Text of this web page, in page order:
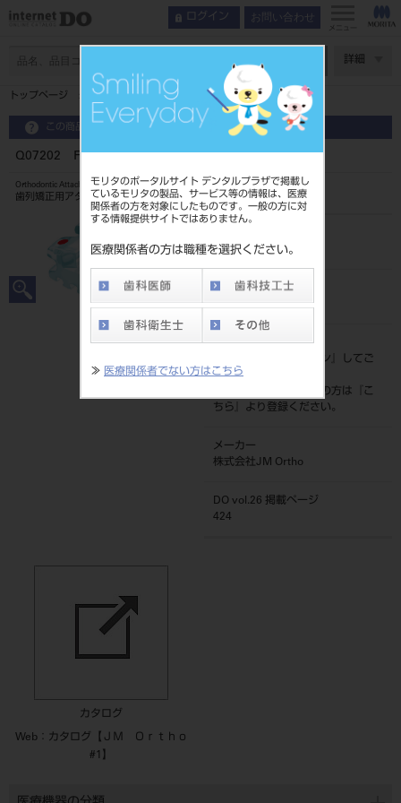
モリタのポータルサイト デンタルプラザで掲載し
ているモリタの製品、サービス等の情報は、医療
関係者の方を対象にしたものです。一般の方に対
する情報提供サイトではありません。
医療関係者の方は職種を選択ください。
≫ 医療関係者でない方はこちら
ログイン お問い合わせ
メニュー
詳細
トップページ Q07202 FLIクリア018ロス 上側切歯右
この商品に関するお問い合わせ
Q07202 FLIクリア018ロス 上側切歯右
Orthodontic Attachment
歯列矯正用アタッチメント
2068604707202
JAN/EANコード
標準価格
ログイン
』してご
覧ください。
ネット会員登録がまだの方は『
こ
ちら
』より登録ください。
メーカー
株式会社JM Ortho
DO vol.26 掲載ページ
424
カタログ
Web：カタログ【ＪＭ Ｏｒｔｈｏ
#1】